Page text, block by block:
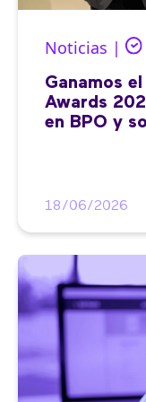
Noticias |
Ganamos
Awards
en BPO y
18/06/2026